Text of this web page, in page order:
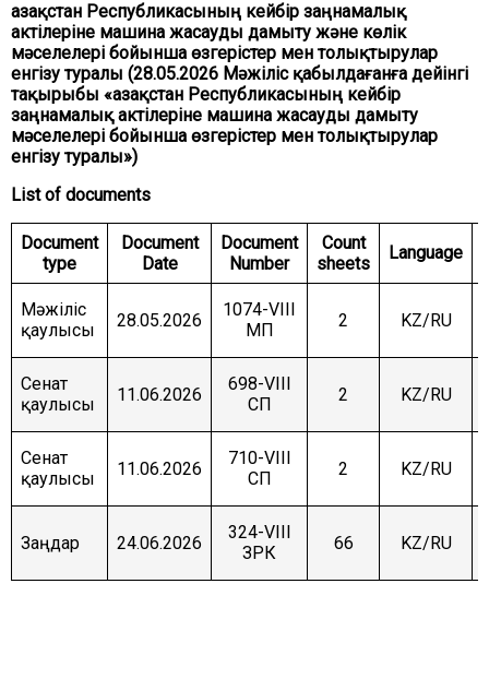
Қазақстан Республикасының кейбір заңнамалық
актілеріне машина жасауды дамыту және көлік
мәселелері бойынша өзгерістер мен толықтырулар
енгізу туралы (28.05.2026 Мәжіліс қабылдағанға дейінгі
тақырыбы «Қазақстан Республикасының кейбір
заңнамалық актілеріне машина жасауды дамыту
мәселелері бойынша өзгерістер мен толықтырулар
енгізу туралы»)
List of documents
Document
type
Document
Date
Document
Number
Count
sheets
Language
Мәжіліс
қаулысы
28.05.2026
1074-VIII
МП
2 KZ/RU
Сенат
қаулысы
11.06.2026
698-VIII
СП
2 KZ/RU
Сенат
қаулысы
11.06.2026
710-VIII
СП
2 KZ/RU
Заңдар 24.06.2026
324-VIII
ЗРК
66 KZ/RU
MANAGEMENT AND RURAL DEVELOPMENT
COMMITTEE ON SOCIAL AND CULTURAL
DEVELOPMENT AND SCIENCE
COMMITTEE ON ECONOMIC POLICY, INNOVATION
DEVELOPMENT AND ENTREPRENEURSHIP